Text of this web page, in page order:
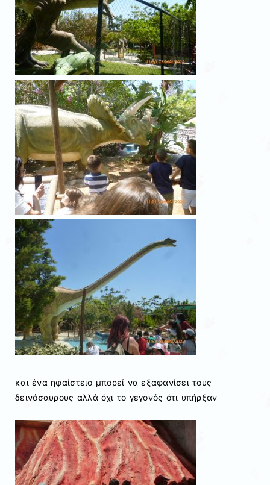
και ένα ηφαίστειο μπορεί να εξαφανίσει τους
δεινόσαυρους αλλά όχι το γεγονός ότι υπήρξαν